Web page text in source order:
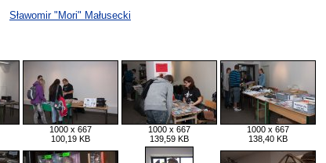
Sławomir "Mori" Małusecki
1000 x 667
100,19 KB
1000 x 667
139,59 KB
1000 x 667
138,40 KB